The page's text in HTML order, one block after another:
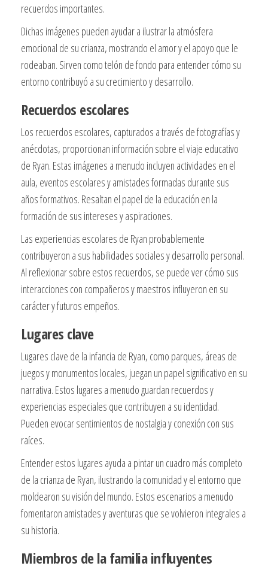
recuerdos importantes.
Dichas imágenes pueden ayudar a ilustrar la atmósfera
emocional de su crianza, mostrando el amor y el apoyo que le
rodeaban. Sirven como telón de fondo para entender cómo su
entorno contribuyó a su crecimiento y desarrollo.
Recuerdos escolares
Los recuerdos escolares, capturados a través de fotografías y
anécdotas, proporcionan información sobre el viaje educativo
de Ryan. Estas imágenes a menudo incluyen actividades en el
aula, eventos escolares y amistades formadas durante sus
años formativos. Resaltan el papel de la educación en la
formación de sus intereses y aspiraciones.
Las experiencias escolares de Ryan probablemente
contribuyeron a sus habilidades sociales y desarrollo personal.
Al reflexionar sobre estos recuerdos, se puede ver cómo sus
interacciones con compañeros y maestros influyeron en su
carácter y futuros empeños.
Lugares clave
Lugares clave de la infancia de Ryan, como parques, áreas de
juegos y monumentos locales, juegan un papel significativo en su
narrativa. Estos lugares a menudo guardan recuerdos y
experiencias especiales que contribuyen a su identidad.
Pueden evocar sentimientos de nostalgia y conexión con sus
raíces.
Entender estos lugares ayuda a pintar un cuadro más completo
de la crianza de Ryan, ilustrando la comunidad y el entorno que
moldearon su visión del mundo. Estos escenarios a menudo
fomentaron amistades y aventuras que se volvieron integrales a
su historia.
Miembros de la familia influyentes